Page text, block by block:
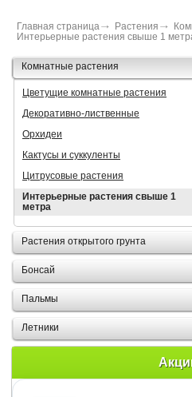
Главная страница Растения
Интерьерные растения свыше 1
Комнатные растения
Цветущие комнатные растения
Декоративно-лиственные
Орхидеи
Кактусы и суккуленты
Цитрусовые растения
Интерьерные растения свыше 1
метра
Растения открытого грунта
Бонсай
Пальмы
Летники